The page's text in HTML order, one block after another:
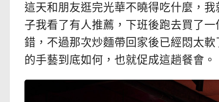
這天和朋友逛完光華不曉得吃什麼，
子我看了有人推薦，下班後跑去買了
錯，不過那次炒麵帶回家後已經悶太
的手藝到底如何，也就促成這趟餐會。